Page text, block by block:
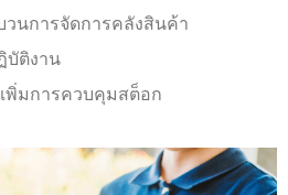
นการจัดการคลังสินค้า
บัติงาน
พิ่มการควบคุมสต็อก